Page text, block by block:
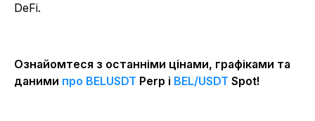
DeFi.
Ознайомтеся з останніми цінами, графіками та
даними про BELUSDT Perp і BEL/USDT Spot!